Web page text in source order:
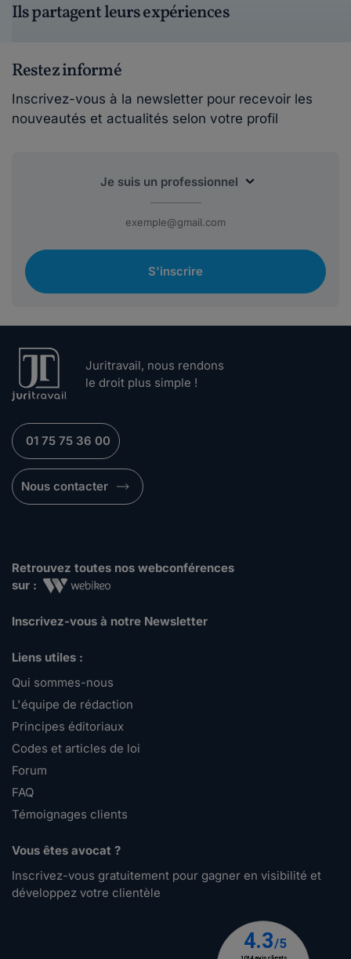
Ils partagent leurs expériences
Restez informé
Inscrivez-vous à la newsletter pour recevoir les
nouveautés et actualités selon votre profil
S'inscrire
Juritravail, nous rendons
le droit plus simple !
01 75 75 36 00
Nous contacter
Retrouvez toutes nos webconférences
sur :
Inscrivez-vous à notre Newsletter
Liens utiles :
Qui sommes-nous
L'équipe de rédaction
Principes éditoriaux
Codes et articles de loi
Forum
FAQ
Témoignages clients
Vous êtes avocat ?
Inscrivez-vous gratuitement pour gagner en visibilité et
développez votre clientèle